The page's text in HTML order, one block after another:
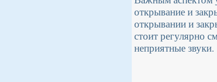
открывание и
открывании и
стоит регулярно
неприятные звуки.